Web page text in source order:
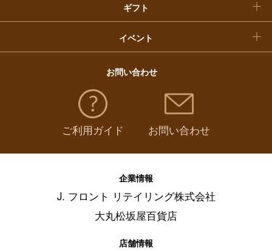
ギフト
イベント
お問い合わせ
ご利用ガイド お問い合わせ
企業情報
J. フロント リテイリング株式会社
大丸松坂屋百貨店
店舗情報